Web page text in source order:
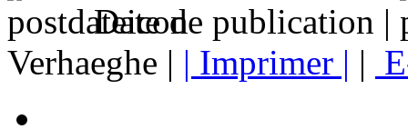
Date de publication |
Verhaeghe | | Imprimer | |